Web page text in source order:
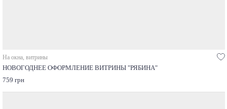
На окна, витрины
НОВОГОДНЕЕ ОФОРМЛЕНИЕ ВИТРИНЫ "РЯБИНА"
759 грн